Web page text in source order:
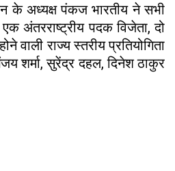
के अध्यक्ष पंकज भारतीय ने सभी
अंतरराष्ट्रीय पदक विजेता, दो
राज्य स्तरीय प्रतियोगिता
शर्मा, सुरेंद्र दहल, दिनेश ठाकुर